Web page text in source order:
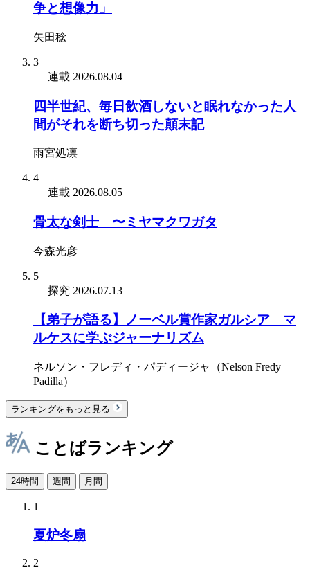
争と想像力」
矢田稔
3
連載 2026.08.04
四半世紀、毎日飲酒しないと眠れなかった人
間がそれを断ち切った顛末記
雨宮処凛
4
連載 2026.08.05
骨太な剣士 〜ミヤマクワガタ
今森光彦
5
探究 2026.07.13
【弟子が語る】ノーベル賞作家ガルシア゠マ
ルケスに学ぶジャーナリズム
ネルソン・フレディ・パディージャ（Nelson Fredy
Padilla）
ランキングをもっと見る
ことばランキング
24時間 週間 月間
1
夏炉冬扇
2